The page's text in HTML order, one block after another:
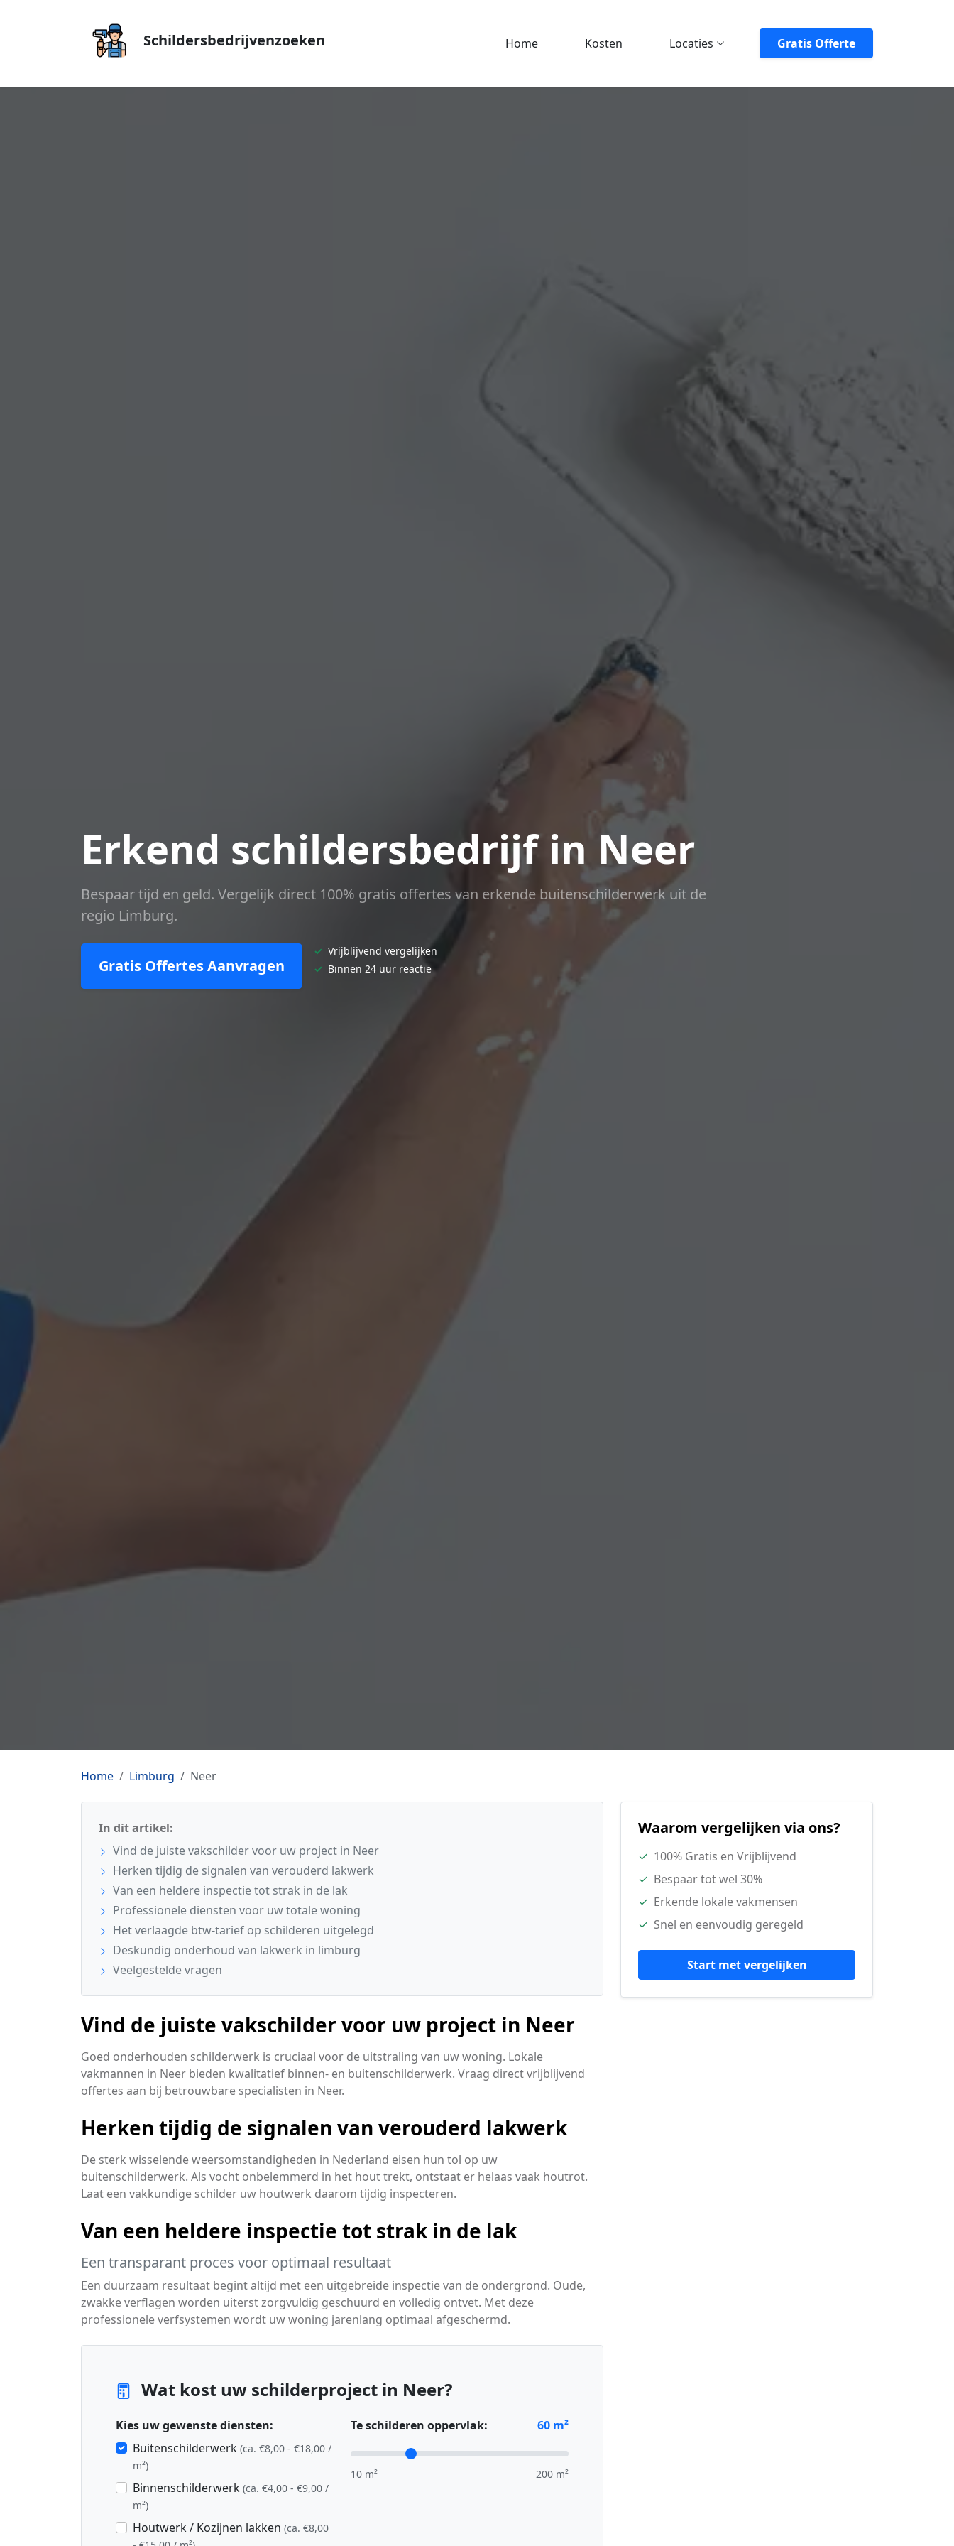
Schildersbedrijvenzoeken Home Kosten Locaties Gratis Offerte
Erkend schildersbedrijf in Neer
Bespaar tijd en geld. Vergelijk direct 100% gratis offertes van erkende buitenschilderwerk uit de
regio Limburg.
Gratis Offertes Aanvragen
✓ Vrijblijvend vergelijken
✓ Binnen 24 uur reactie
Home Limburg Neer
In dit artikel:
Vind de juiste vakschilder voor uw project in Neer
Herken tijdig de signalen van verouderd lakwerk
Van een heldere inspectie tot strak in de lak
Professionele diensten voor uw totale woning
Het verlaagde btw-tarief op schilderen uitgelegd
Deskundig onderhoud van lakwerk in limburg
Veelgestelde vragen
Vind de juiste vakschilder voor uw project in Neer
Goed onderhouden schilderwerk is cruciaal voor de uitstraling van uw woning. Lokale
vakmannen in Neer bieden kwalitatief binnen- en buitenschilderwerk. Vraag direct vrijblijvend
offertes aan bij betrouwbare specialisten in Neer.
Herken tijdig de signalen van verouderd lakwerk
De sterk wisselende weersomstandigheden in Nederland eisen hun tol op uw
buitenschilderwerk. Als vocht onbelemmerd in het hout trekt, ontstaat er helaas vaak houtrot.
Laat een vakkundige schilder uw houtwerk daarom tijdig inspecteren.
Van een heldere inspectie tot strak in de lak
Een transparant proces voor optimaal resultaat
Een duurzaam resultaat begint altijd met een uitgebreide inspectie van de ondergrond. Oude,
zwakke verflagen worden uiterst zorgvuldig geschuurd en volledig ontvet. Met deze
professionele verfsystemen wordt uw woning jarenlang optimaal afgeschermd.
Wat kost uw schilderproject in Neer?
Kies uw gewenste diensten:
Buitenschilderwerk (ca. €8,00 - €18,00 /
m²)
Binnenschilderwerk (ca. €4,00 - €9,00 /
m²)
Houtwerk / Kozijnen lakken (ca. €8,00
Te schilderen oppervlak: 60 m²
10 m² 200 m²
Waarom vergelijken via ons?
✓ 100% Gratis en Vrijblijvend
✓ Bespaar tot wel 30%
✓ Erkende lokale vakmensen
✓ Snel en eenvoudig geregeld
Start met vergelijken